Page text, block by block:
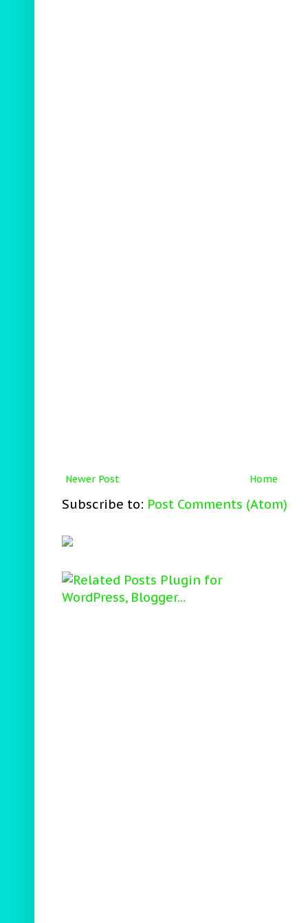
Newer Post Home
Subscribe to: Post Comments (Atom)